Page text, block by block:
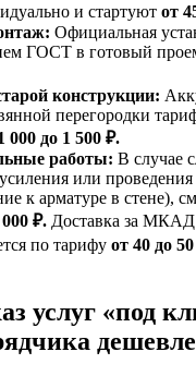
и стартуют от
Официальная
ГОСТ в готовый
конструкции:
перегородки
000 до 1 500 ₽.
работы: В случае
или проведения
к арматуре в стене),
₽. Доставка за
по тарифу от 40 до
услуг «под